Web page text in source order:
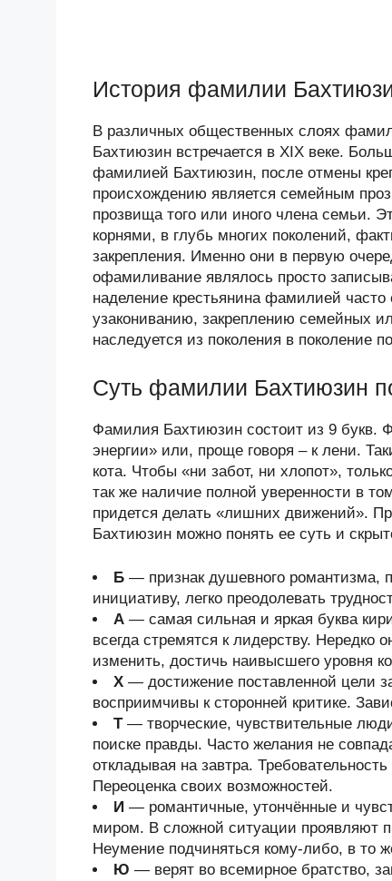
История фамилии
В различных общественных слоях
Бахтиюзин встречается в XIX веке.
фамилией Бахтиюзин, после отмены
происхождению является семейным
прозвища того или иного члена семьи.
корнями, в глубь многих поколений,
закрепления. Именно они в первую
офамиливание являлось просто
наделение крестьянина фамилией
узакониванию, закреплению семейных
наследуется из поколения в поколение
Суть фамилии Бахтиюзин
Фамилия Бахтиюзин состоит из 9 букв.
энергии» или, проще говоря – к лени.
кота. Чтобы «ни забот, ни хлопот»,
так же наличие полной уверенности в
придется делать «лишних движений».
Бахтиюзин можно понять ее суть и
Б — признак душевного романтизма,
инициативу, легко преодолевать
А — самая сильная и яркая буква
всегда стремятся к лидерству. Нередко
изменить, достичь наивысшего уровня
Х — достижение поставленной цели
восприимчивы к сторонней критике.
Т— творческие, чувствительные
поиске правды. Часто желания не
откладывая на завтра.
Переоценка своих возможностей.
И — романтичные, утончённые и
миром. В сложной ситуации проявляют
Неумение подчиняться кому-либо, в то
Ю — верят во всемирное братство,